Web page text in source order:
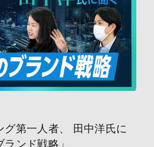
グ第一人者、 田中洋氏に
ンド戦略」